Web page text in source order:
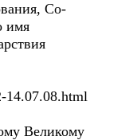
Со-
имя
14.07.08.html
Великому